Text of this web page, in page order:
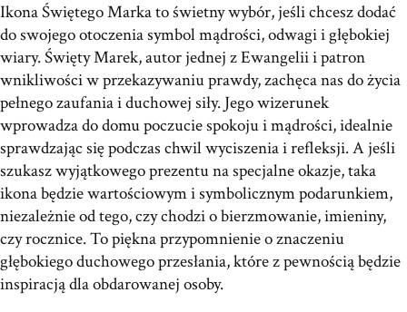
Ikona Świętego Marka to świetny wybór, jeśli chcesz dodać
do swojego otoczenia symbol mądrości, odwagi i głębokiej
wiary. Święty Marek, autor jednej z Ewangelii i patron
wnikliwości w przekazywaniu prawdy, zachęca nas do życia
pełnego zaufania i duchowej siły. Jego wizerunek
wprowadza do domu poczucie spokoju i mądrości, idealnie
sprawdzając się podczas chwil wyciszenia i refleksji. A jeśli
szukasz wyjątkowego prezentu na specjalne okazje, taka
ikona będzie wartościowym i symbolicznym podarunkiem,
niezależnie od tego, czy chodzi o bierzmowanie, imieniny,
czy rocznice. To piękna przypomnienie o znaczeniu
głębokiego duchowego przesłania, które z pewnością będzie
inspiracją dla obdarowanej osoby.